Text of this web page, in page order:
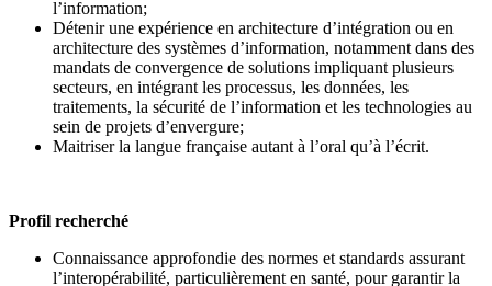
l’information;
Détenir une expérience en architecture d’intégration ou en
architecture des systèmes d’information, notamment dans des
mandats de convergence de solutions impliquant plusieurs
secteurs, en intégrant les processus, les données, les
traitements, la sécurité de l’information et les technologies au
sein de projets d’envergure;
Maitriser la langue française autant à l’oral qu’à l’écrit.
Profil recherché
Connaissance approfondie des normes et standards assurant
l’interopérabilité, particulièrement en santé, pour garantir la